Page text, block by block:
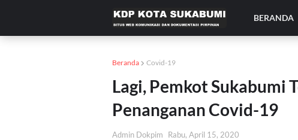
BERANDA
Beranda Covid-19
Lagi, Pemkot Sukabumi
Penanganan Covid-19
Admin Dokpim Rabu, April 15, 2020